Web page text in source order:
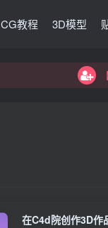
CG教程 3D模型
在C4d院创作3D作